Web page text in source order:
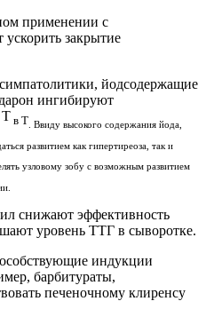
применении с
закрытие
йодсодержащие
ингибируют
Т в Т . Ввиду высокого содержания йода,
развитием как гипертиреоза, так и
узловому зобу с возможным развитием
снижают эффективность
уровень ТТГ в сыворотке.
индукции
барбитураты,
печеночному клиренсу